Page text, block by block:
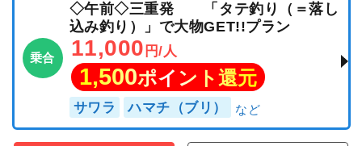
乗合
◇午前◇三重発 「タテ釣り（＝落し
込み釣り）」で大物GET!!プラン
11,000 円/人
1,500ポイント還元
サワラ ハマチ（ブリ）